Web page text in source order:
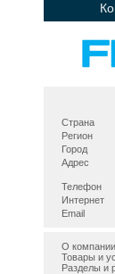
Страна
Регион
Город
Адрес
Телефон
Интернет
Email
О компании
Товары и
Разделы и